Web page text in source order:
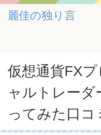
麗佳の独り言
仮想通貨FX
ャルトレーダ
ってみた口コ